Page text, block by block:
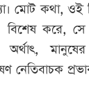
মোট কথা, ওই
বিশেষ করে,
মানুষের
নেতিবাচক